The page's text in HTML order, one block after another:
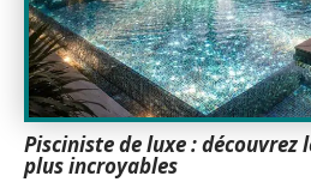
Pisciniste de luxe : découvrez
plus incroyables